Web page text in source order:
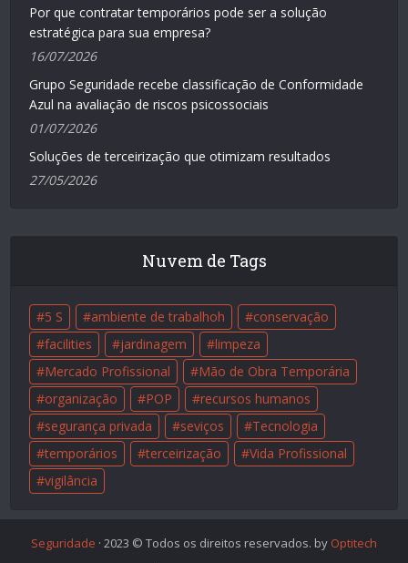
Por que contratar temporários pode ser a solução
estratégica para sua empresa?
16/07/2026
Grupo Seguridade recebe classificação de Conformidade
Azul na avaliação de riscos psicossociais
01/07/2026
Soluções de terceirização que otimizam resultados
27/05/2026
Nuvem de Tags
5 S ambiente de trabalhoh
conservação
facilities
jardinagem
limpeza
Mercado Profissional
Mão de Obra Temporária
organização
POP
recursos humanos
segurança privada
seviços
Tecnologia
temporários
terceirização
Vida Profissional
vigilância
Seguridade · 2023 © Todos os direitos reservados. by Optitech